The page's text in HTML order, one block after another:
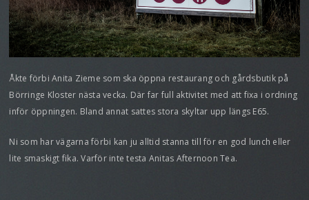
Åkte förbi Anita Zieme som ska öppna restaurang och gårdsbutik på
Börringe Kloster nästa vecka. Där far full aktivitet med att fixa i ordning
inför öppningen. Bland annat sattes stora skyltar upp längs E65.
Ni som har vägarna förbi kan ju alltid stanna till för en god lunch eller
lite smaskigt fika. Varför inte testa Anitas Afternoon Tea.